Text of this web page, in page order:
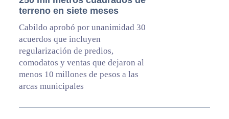
terreno en siete meses
Cabildo aprobó por unanimidad 30
acuerdos que incluyen
regularización de predios,
comodatos y ventas que dejaron al
menos 10 millones de pesos a las
arcas municipales